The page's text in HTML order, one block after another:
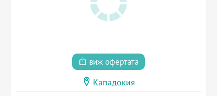
виж офертата
Кападокия